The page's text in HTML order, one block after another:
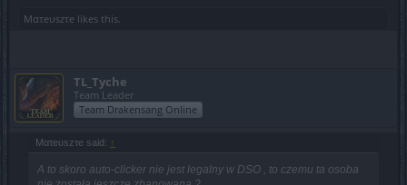
Mατeυszτe likes this.
TL_Tyche
Team Leader
Team Drakensang Online
Mατeυszτe said: ↑
A to skoro auto-clicker nie jest legalny w DSO , to czemu ta osoba